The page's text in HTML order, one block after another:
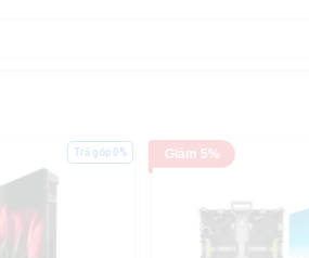
Trả góp 0% Giảm 5%